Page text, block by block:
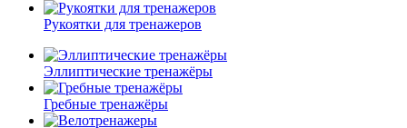
Рукоятки для тренажеров
Эллиптические тренажёры
Гребные тренажёры